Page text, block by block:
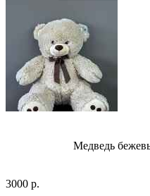
Медведь
3000 р.